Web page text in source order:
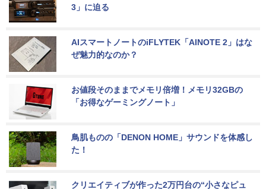
3」に迫る
AIスマートノートのiFLYTEK「AINOTE 2」はな
ぜ魅力的なのか？
お値段そのままでメモリ倍増！メモリ32GBの
「お得なゲーミングノート」
鳥肌ものの「DENON HOME」サウンドを体感し
た！
クリエイティブが作った2万円台の“小さなピュ